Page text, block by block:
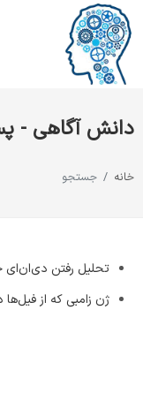
دانش آگاهی -
خانه جستجو
تحلیل رفتن
ژن زامبی که از